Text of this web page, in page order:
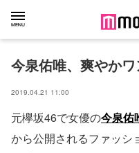
今泉佑唯、爽やか
2019.04.21 11:00
元欅坂46で女優の今泉佑
から公開されるファッシ